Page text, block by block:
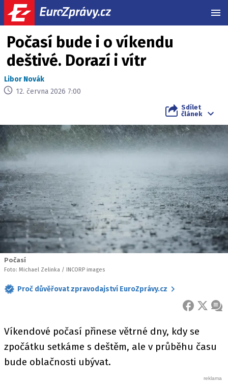
Počasí bude i o víkendu
deštivé. Dorazí i vítr
Libor Novák
12. června 2026 7:00
Sdílet
článek
Počasí
Foto: Michael Zelinka / INCORP images
Proč důvěřovat zpravodajství EuroZprávy.cz
FACEBOOK
X
Víkendové počasí přinese větrné dny, kdy se
zpočátku setkáme s deštěm, ale v průběhu času
bude oblačnosti ubývat.